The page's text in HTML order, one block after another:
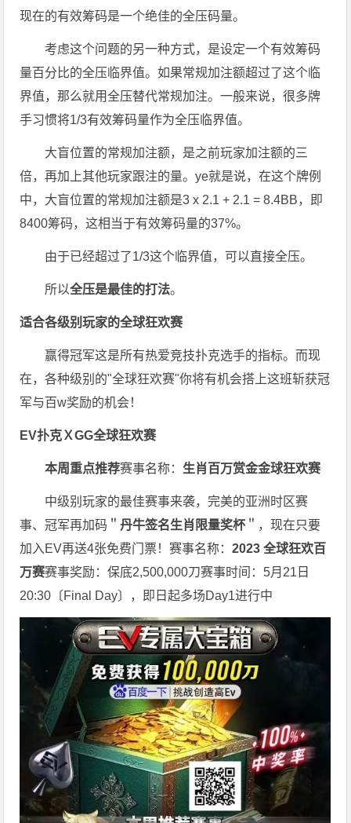
现在的有效筹码是一个绝佳的全压码量。
考虑这个问题的另一种方式，是设定一个有效筹码
量百分比的全压临界值。如果常规加注额超过了这个临
界值，那么就用全压替代常规加注。一般来说，很多牌
手习惯将1/3有效筹码量作为全压临界值。
大盲位置的常规加注额，是之前玩家加注额的三
倍，再加上其他玩家跟注的量。ye就是说，在这个牌例
中，大盲位置的常规加注额是3 x 2.1 + 2.1 = 8.4BB，即
8400筹码，这相当于有效筹码量的37%。
由于已经超过了1/3这个临界值，可以直接全压。
所以全压是最佳的打法。
适合各级别玩家的全球狂欢赛
赢得冠军这是所有热爱竞技扑克选手的指标。而现
在，各种级别的"全球狂欢赛"你将有机会搭上这班斩获冠
军与百w奖励的机会！
EV扑克ＸGG全球狂欢赛
本周重点推荐赛事名称： 生肖百万赏金金球狂欢赛
中级别玩家的最佳赛事来袭，完美的亚洲时区赛
事、冠军再加码＂丹牛签名生肖限量奖杯 ＂，现在只要
加入EV再送4张免费门票！赛事名称：2023 全球狂欢百
万赛赛事奖励：保底2,500,000刀赛事时间：5月21日
20:30〔Final Day〕，即日起多场Day1进行中